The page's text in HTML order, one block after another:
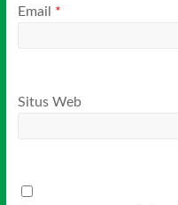
Email *
Situs Web